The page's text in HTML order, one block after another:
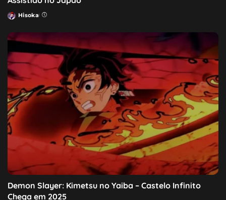
Posted
Hisoka
Demon Slayer: Kimetsu no Yaiba – Castelo Infinito
Chega em 2025